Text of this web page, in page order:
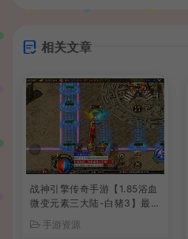
相关文章
战神引擎传奇手游【1.85浴血
微变元素三大陆-白猪3】最新
苹果双端+GM授权后台+详细
手游资源